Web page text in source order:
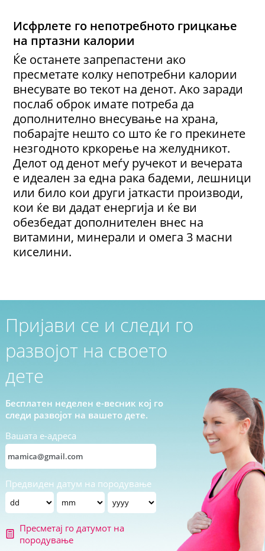
Исфрлете го непотребното грицкање
на пртазни калории
Ќе останете запрепастени ако
пресметате колку непотребни калории
внесувате во текот на денот. Ако заради
послаб оброк имате потреба да
дополнително внесување на храна,
побарајте нешто со што ќе го прекинете
незгодното кркорење на желудникот.
Делот од денот меѓу ручекот и вечерата
е идеален за една рака бадеми, лешници
или било кои други јаткасти производи,
кои ќе ви дадат енергија и ќе ви
обезбедат дополнителен внес на
витамини, минерали и омега 3 масни
киселини.
Пријави се и следи го
развојот на своето
дете
Бесплатен неделен е-весник кој го
следи развојот на вашето дете.
Вашата е-адреса
Предвиден датум на породување
Пресметај го датумот на
породување